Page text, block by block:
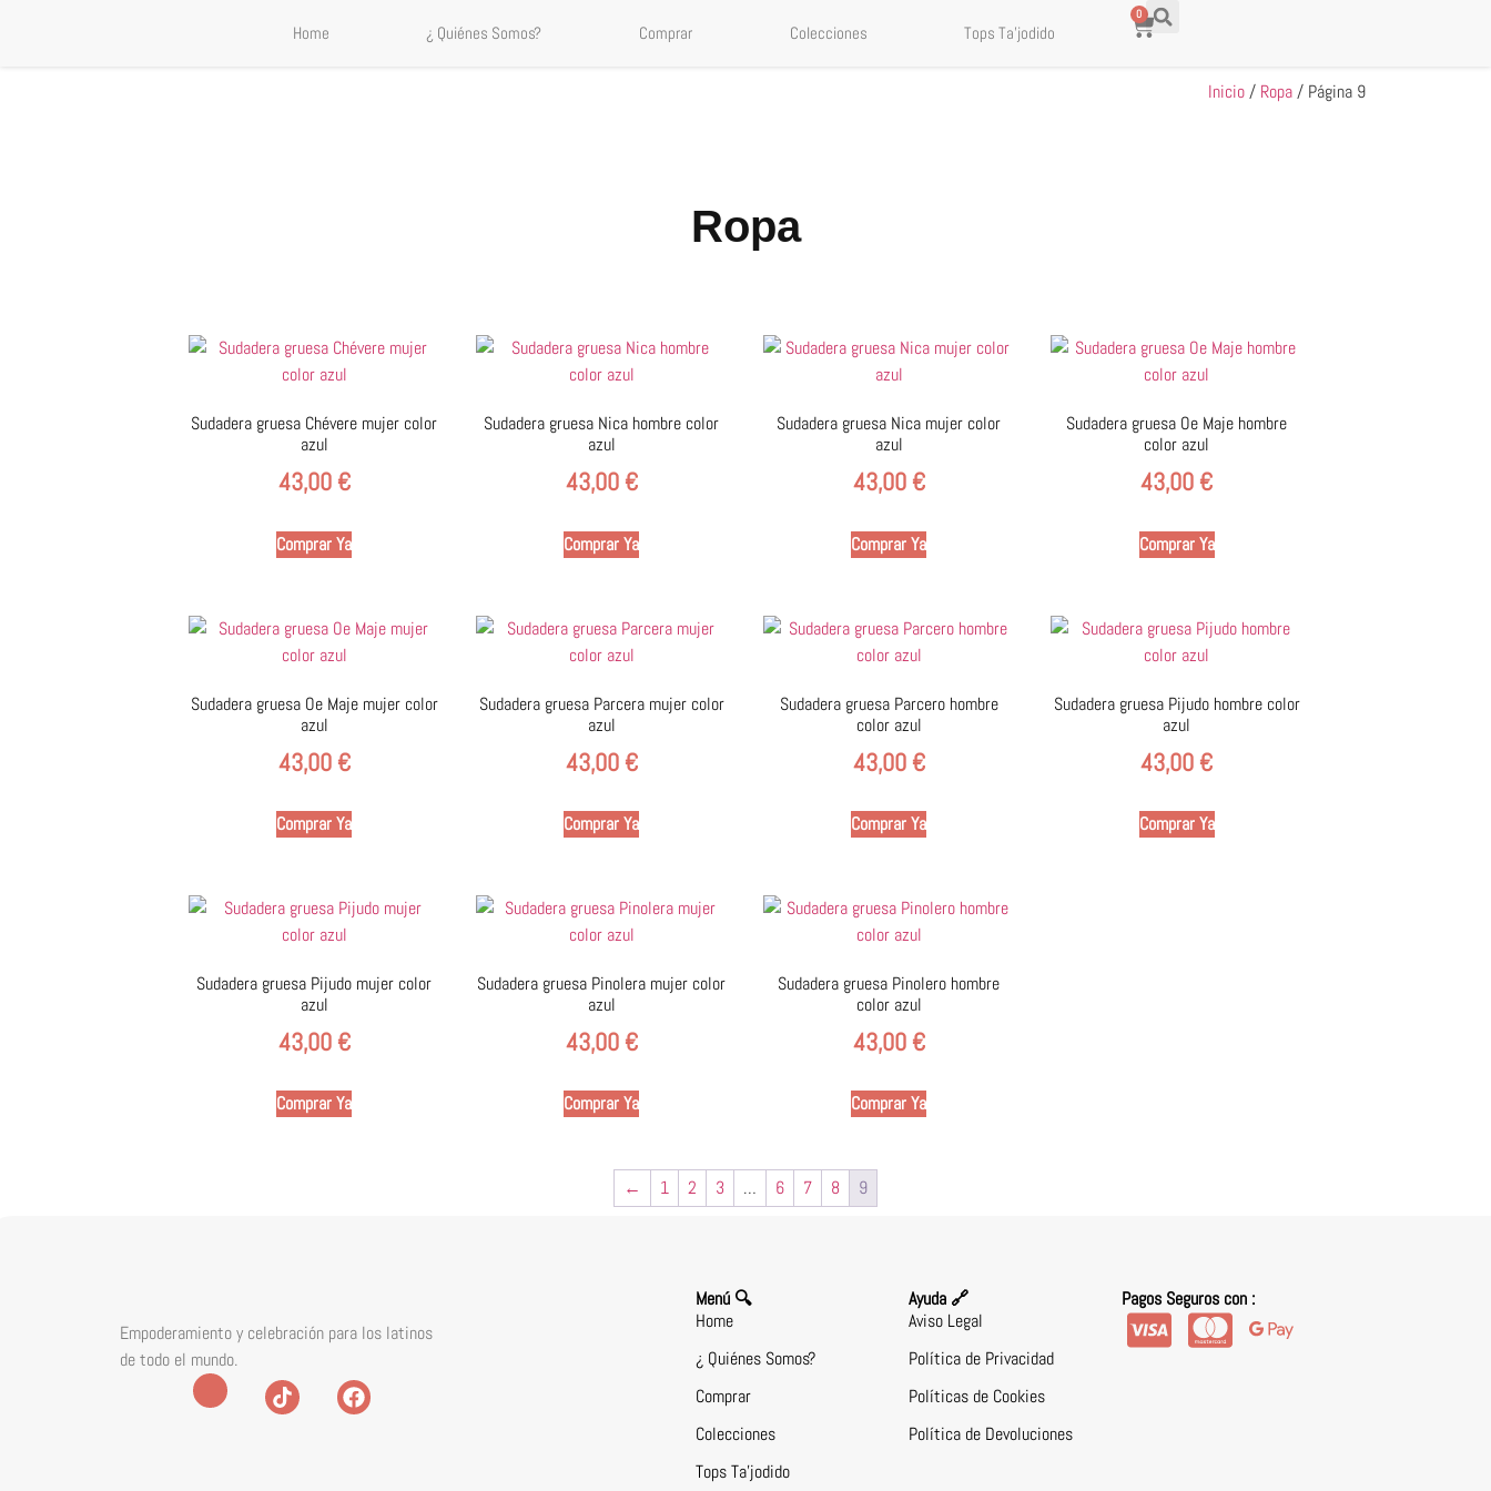
Home ¿ Quiénes Somos? Comprar Colecciones Tops Ta’jodido
0
Inicio/ Ropa/ Página 9
Ropa
Sudadera gruesa Chévere mujer color
azul
43,00 €
Comprar Ya
Sudadera gruesa Nica hombre color
azul
43,00 €
Comprar Ya
Sudadera gruesa Nica mujer color
azul
43,00 €
Comprar Ya
Sudadera gruesa Oe Maje hombre
color azul
43,00 €
Comprar Ya
Sudadera gruesa Oe Maje mujer color
azul
43,00 €
Comprar Ya
Sudadera gruesa Parcera mujer color
azul
43,00 €
Comprar Ya
Sudadera gruesa Parcero hombre
color azul
43,00 €
Comprar Ya
Sudadera gruesa Pijudo hombre color
azul
43,00 €
Comprar Ya
Sudadera gruesa Pijudo mujer color
azul
43,00 €
Comprar Ya
Sudadera gruesa Pinolera mujer color
azul
43,00 €
Comprar Ya
Sudadera gruesa Pinolero hombre
color azul
43,00 €
Comprar Ya
← 1 2 3 … 6 7 8 9
Empoderamiento y celebración para los latinos
de todo el mundo.
Menú 🔍
Home
¿ Quiénes Somos?
Comprar
Colecciones
Tops Ta’jodido
Ayuda 🔗
Aviso Legal
Política de Privacidad
Políticas de Cookies
Política de Devoluciones
Pagos Seguros con :